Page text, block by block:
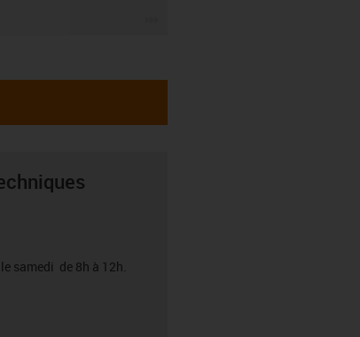
samedi de 8h à 12h.